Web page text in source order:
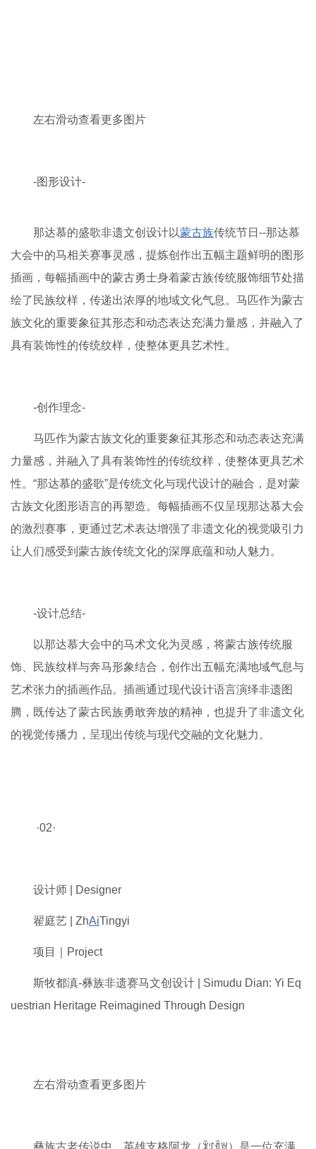
左右滑动查看更多图片
-图形设计-
那达慕的盛歌非遗文创设计以蒙古族传统节日--那达慕
大会中的马相关赛事灵感，提炼创作出五幅主题鲜明的图形
插画，每幅插画中的蒙古勇士身着蒙古族传统服饰细节处描
绘了民族纹样，传递出浓厚的地域文化气息。马匹作为蒙古
族文化的重要象征其形态和动态表达充满力量感，并融入了
具有装饰性的传统纹样，使整体更具艺术性。
-创作理念-
马匹作为蒙古族文化的重要象征其形态和动态表达充满
力量感，并融入了具有装饰性的传统纹样，使整体更具艺术
性。“那达慕的盛歌”是传统文化与现代设计的融合，是对蒙
古族文化图形语言的再塑造。每幅插画不仅呈现那达慕大会
的激烈赛事，更通过艺术表达增强了非遗文化的视觉吸引力
让人们感受到蒙古族传统文化的深厚底蕴和动人魅力。
-设计总结-
以那达慕大会中的马术文化为灵感，将蒙古族传统服
饰、民族纹样与奔马形象结合，创作出五幅充满地域气息与
艺术张力的插画作品。插画通过现代设计语言演绎非遗图
腾，既传达了蒙古民族勇敢奔放的精神，也提升了非遗文化
的视觉传播力，呈现出传统与现代交融的文化魅力。
·02·
设计师 | Designer
翟庭艺 | ZhAiTingyi
项目｜Project
斯牧都滇-彝族非遗赛马文创设计 | Simudu Dian: Yi Eq
uestrian Heritage Reimagined Through Design
左右滑动查看更多图片
彝族古老传说中，英雄支格阿龙（ꍜꇰꀉꇐ）是一位充满